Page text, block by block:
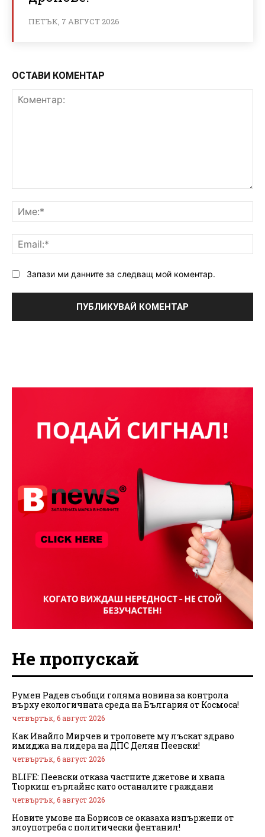
ПЕТЪК, 7 АВГУСТ 2026
ОСТАВИ КОМЕНТАР
Запази ми данните за следващ мой коментар.
Не пропускай
Румен Радев съобщи голяма новина за контрола
върху екологичната среда на България от Космоса!
четвъртък, 6 август 2026
Как Ивайло Мирчев и троловете му лъскат здраво
имиджа на лидера на ДПС Делян Пеевски!
четвъртък, 6 август 2026
BLIFE: Пеевски отказа частните джетове и хвана
Тюркиш еърлайнс като останалите граждани
четвъртък, 6 август 2026
Новите умове на Борисов се оказаха изпържени от
злоупотреба с политически фентанил!